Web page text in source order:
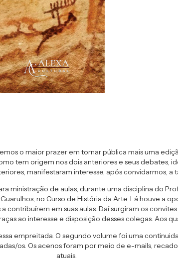
o maior prazer em tornar pública mais uma
tem origem nos dois anteriores e seus debates,
manifestaram interesse, após convidarmos,
ministração de aulas, durante uma disciplina do
no Curso de História da Arte. Lá houve a
contribuírem em suas aulas. Daí surgiram os
ao interesse e disposição desses colegas. Aos
empreitada. O segundo volume foi uma
os. Os acenos foram por meio de e-mails,
atuais.